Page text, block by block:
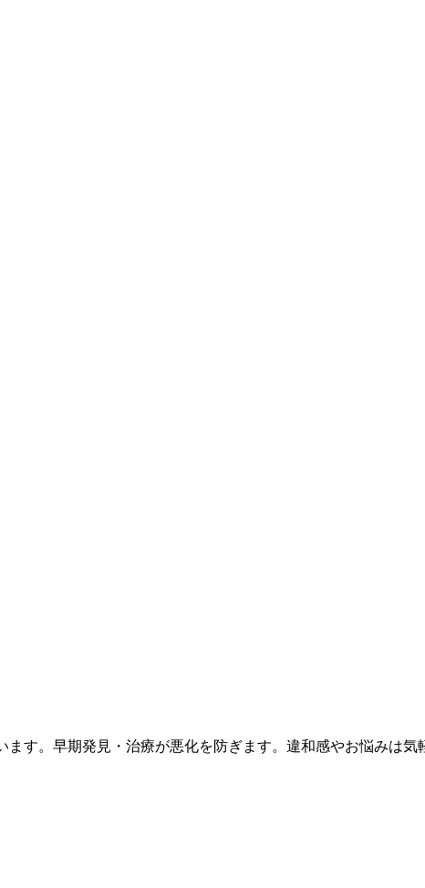
す。早期発見・治療が悪化を防ぎます。違和感やお悩みは気